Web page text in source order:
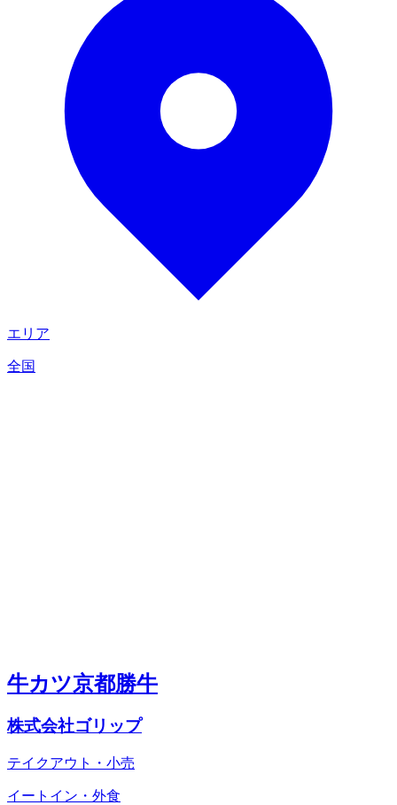
エリア
全国
牛カツ京都勝牛
株式会社ゴリップ
テイクアウト・小売
イートイン・外食